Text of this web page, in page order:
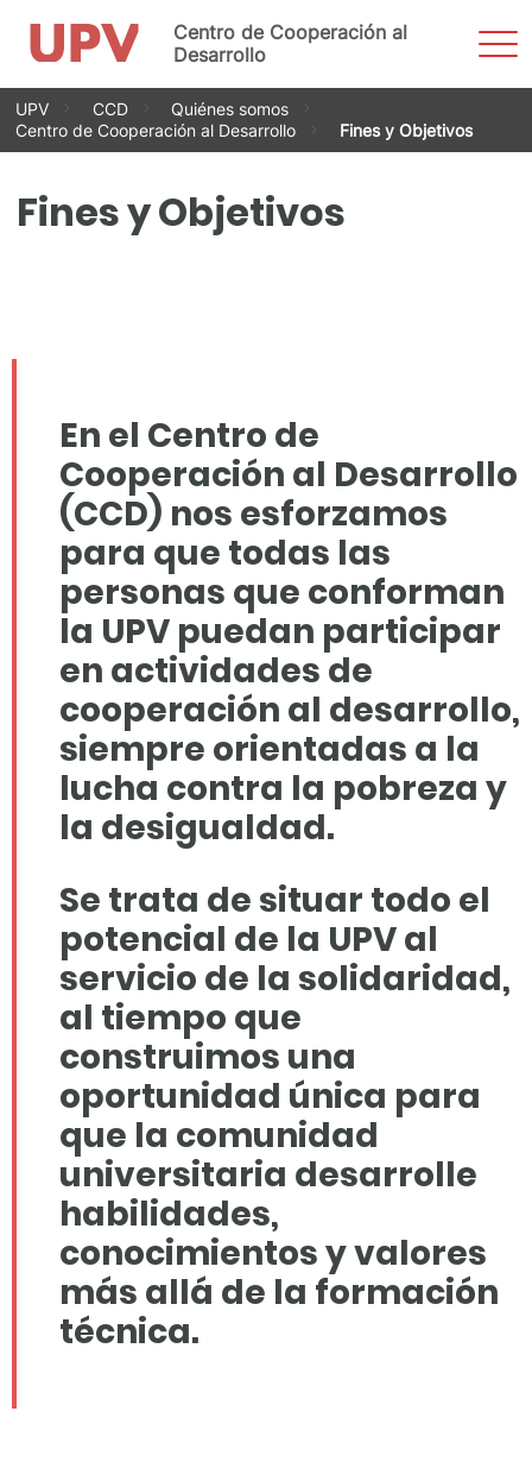
Saltar
contenido
Centro de Cooperación al
Desarrollo
UPV CCD
Quiénes somos
Centro de Cooperación al Desarrollo
Fines y Objetivos
Fines y Objetivos
En el Centro de
Cooperación al Desarrollo
(CCD) nos esforzamos
para que todas las
personas que conforman
la UPV puedan participar
en actividades de
cooperación al desarrollo,
siempre orientadas a la
lucha contra la pobreza y
la desigualdad.
Se trata de situar todo el
potencial de la UPV al
servicio de la solidaridad,
al tiempo que
construimos una
oportunidad única para
que la comunidad
universitaria desarrolle
habilidades,
conocimientos y valores
más allá de la formación
técnica.